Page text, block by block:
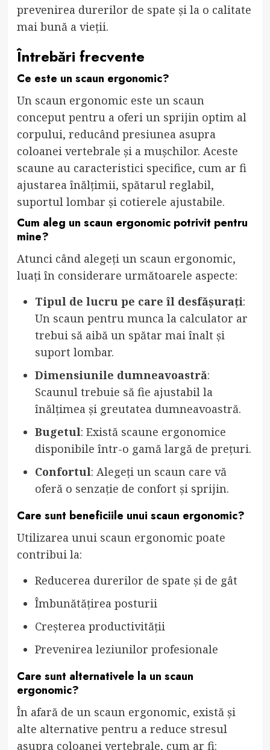
prevenirea durerilor de spate și la o calitate
mai bună a vieții.
Întrebări frecvente
Ce este un scaun ergonomic?
Un scaun ergonomic este un scaun
conceput pentru a oferi un sprijin optim al
corpului, reducând presiunea asupra
coloanei vertebrale și a mușchilor. Aceste
scaune au caracteristici specifice, cum ar fi
ajustarea înălțimii, spătarul reglabil,
suportul lombar și cotierele ajustabile.
Cum aleg un scaun ergonomic potrivit pentru
mine?
Atunci când alegeți un scaun ergonomic,
luați în considerare următoarele aspecte:
Tipul de lucru pe care îl desfășurați:
Un scaun pentru munca la calculator ar
trebui să aibă un spătar mai înalt și
suport lombar.
Dimensiunile dumneavoastră:
Scaunul trebuie să fie ajustabil la
înălțimea și greutatea dumneavoastră.
Bugetul: Există scaune ergonomice
disponibile într-o gamă largă de prețuri.
Confortul: Alegeți un scaun care vă
oferă o senzație de confort și sprijin.
Care sunt beneficiile unui scaun ergonomic?
Utilizarea unui scaun ergonomic poate
contribui la:
Reducerea durerilor de spate și de gât
Îmbunătățirea posturii
Creșterea productivității
Prevenirea leziunilor profesionale
Care sunt alternativele la un scaun
ergonomic?
În afară de un scaun ergonomic, există și
alte alternative pentru a reduce stresul
asupra coloanei vertebrale, cum ar fi: